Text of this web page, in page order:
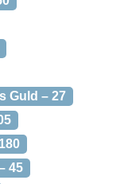
Guld – 27
45